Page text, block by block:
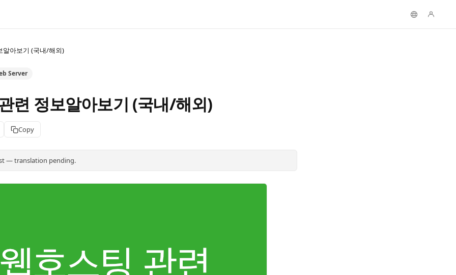
알아보기 (국내/해외)
Server
련 정보알아보기 (국내/해외)
Copy
— translation pending.